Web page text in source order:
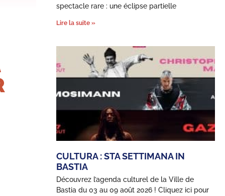
spectacle rare : une éclipse partielle
Lire la suite »
CULTURA : STA SETTIMANA IN
BASTIA
Découvrez l’agenda culturel de la Ville de
Bastia du 03 au 09 août 2026 ! Cliquez ici pour